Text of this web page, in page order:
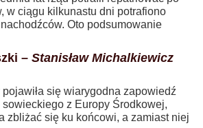
w ciągu kilkunastu dni potrafiono
Oto podsumowanie
– Stanisław Michalkiewicz
się wiarygodna zapowiedź
z Europy Środkowej,
zbliżać się ku końcowi, a zamiast niej